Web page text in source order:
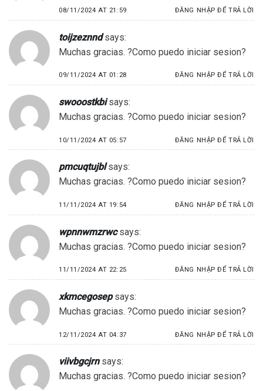
08/11/2024 AT 21:59 ĐĂNG NHẬP ĐỂ TRẢ LỜI
toijzeznnd says:
Muchas gracias. ?Como puedo iniciar sesion?
09/11/2024 AT 01:28 ĐĂNG NHẬP ĐỂ TRẢ LỜI
swooostkbi says:
Muchas gracias. ?Como puedo iniciar sesion?
10/11/2024 AT 05:57 ĐĂNG NHẬP ĐỂ TRẢ LỜI
pmcuqtujbl says:
Muchas gracias. ?Como puedo iniciar sesion?
11/11/2024 AT 19:54 ĐĂNG NHẬP ĐỂ TRẢ LỜI
wpnnwmzrwc says:
Muchas gracias. ?Como puedo iniciar sesion?
11/11/2024 AT 22:25 ĐĂNG NHẬP ĐỂ TRẢ LỜI
xkmcegosep says:
Muchas gracias. ?Como puedo iniciar sesion?
12/11/2024 AT 04:37 ĐĂNG NHẬP ĐỂ TRẢ LỜI
viivbgcjrn says:
Muchas gracias. ?Como puedo iniciar sesion?